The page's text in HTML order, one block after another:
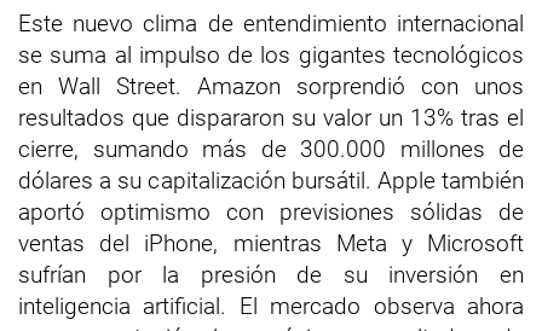
Este nuevo clima de entendimiento internacional
se suma al impulso de los gigantes tecnológicos
en Wall Street. Amazon sorprendió con unos
resultados que dispararon su valor un 13% tras el
cierre, sumando más de 300.000 millones de
dólares a su capitalización bursátil. Apple también
aportó optimismo con previsiones sólidas de
ventas del iPhone, mientras Meta y Microsoft
sufrían por la presión de su inversión en
inteligencia artificial. El mercado observa ahora